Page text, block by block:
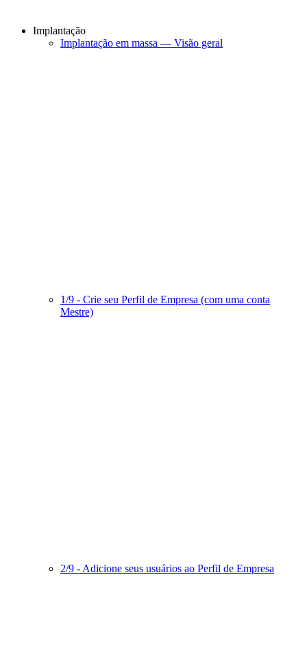
Implantação
Implantação em massa — Visão geral
1/9 - Crie seu Perfil de Empresa (com uma conta
Mestre)
2/9 - Adicione seus usuários ao Perfil de Empresa